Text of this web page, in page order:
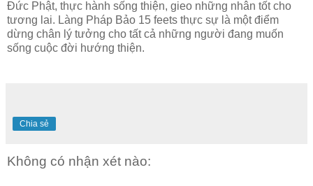
Đức Phật, thực hành sống thiện, gieo những nhân tốt cho
tương lai. Làng Pháp Bảo 15 feets thực sự là một điểm
dừng chân lý tưởng cho tất cả những người đang muốn
sống cuộc đời hướng thiện.
Chia sẻ
Không có nhận xét nào: